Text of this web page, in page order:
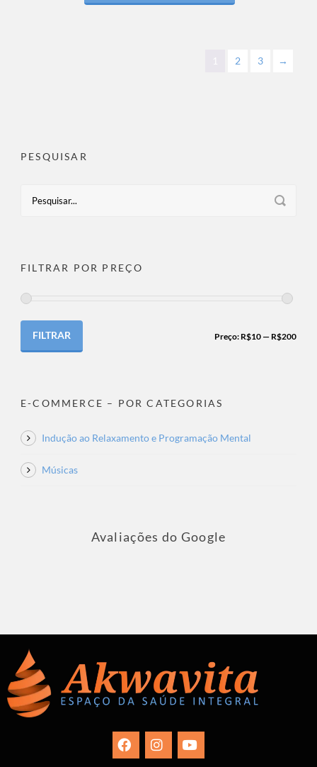
1 2 3 →
PESQUISAR
FILTRAR POR PREÇO
FILTRAR Preço: R$10 — R$200
E-COMMERCE – POR CATEGORIAS
Indução ao Relaxamento e Programação Mental
Músicas
Avaliações do Google